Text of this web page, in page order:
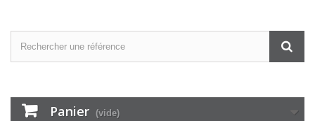
Panier (vide)